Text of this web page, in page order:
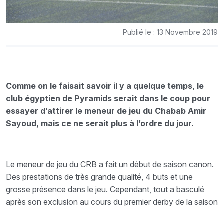
Publié le : 13 Novembre 2019
Comme on le faisait savoir il y a quelque temps, le
club égyptien de Pyramids serait dans le coup pour
essayer d’attirer le meneur de jeu du Chabab Amir
Sayoud, mais ce ne serait plus à l’ordre du jour.
Le meneur de jeu du CRB a fait un début de saison canon.
Des prestations de très grande qualité, 4 buts et une
grosse présence dans le jeu. Cependant, tout a basculé
après son exclusion au cours du premier derby de la saison